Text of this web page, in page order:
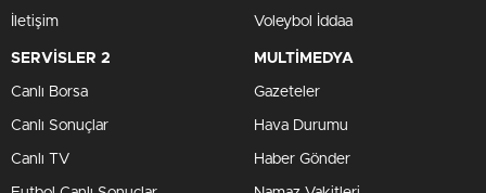
İletişim Voleybol İddaa
SERVİSLER 2
Canlı Borsa
Canlı Sonuçlar
Canlı TV
MULTİMEDYA
Gazeteler
Hava Durumu
Haber Gönder